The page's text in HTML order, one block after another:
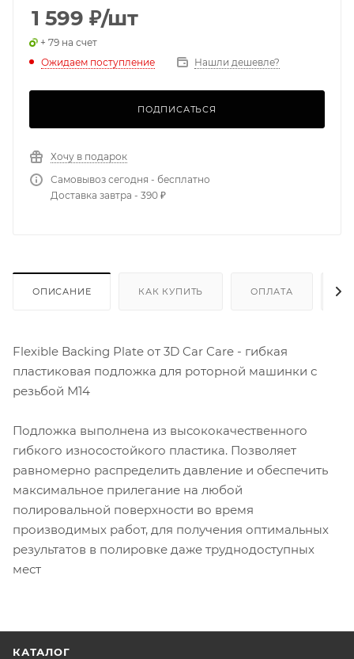
1 599 ₽/шт
+ 79 на счет
Ожидаем поступление
Нашли дешевле?
ПОДПИСАТЬСЯ
Хочу в подарок
Самовывоз сегодня - бесплатно
Доставка завтра - 390 ₽
ОПИСАНИЕ КАК КУПИТЬ ОПЛАТА
Flexible Backing Plate от 3D Car Care - гибкая
пластиковая подложка для роторной машинки с
резьбой М14
Подложка выполнена из высококачественного
гибкого износостойкого пластика. Позволяет
равномерно распределить давление и обеспечить
максимальное прилегание на любой
полировальной поверхности во время
производимых работ, для получения оптимальных
результатов в полировке даже труднодоступных
мест
КАТАЛОГ